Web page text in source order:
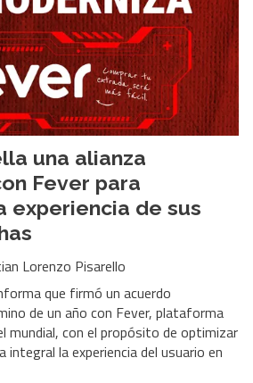
una alianza
Fever para
experiencia de sus
Lorenzo Pisarello
que firmó un acuerdo
de un año con Fever, plataforma
mundial, con el propósito de optimizar
integral la experiencia del usuario en